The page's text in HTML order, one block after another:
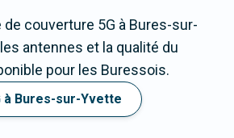
couverture 5G à Bures-sur-
antennes et la qualité du
pour les Buressois.
à Bures-sur-Yvette